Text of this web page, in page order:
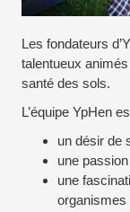
Les fondateurs
talentueux
santé des sols.
L’équipe YpHen
un désir de
une
une
organismes